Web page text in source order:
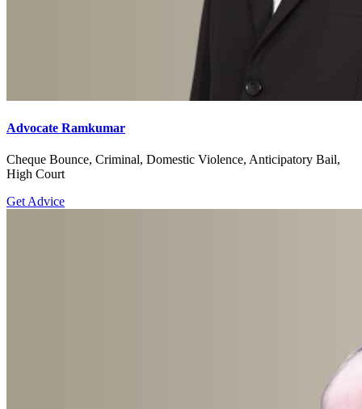
Advocate Ramkumar
Cheque Bounce, Criminal, Domestic Violence, Anticipatory Bail,
High Court
Get Advice